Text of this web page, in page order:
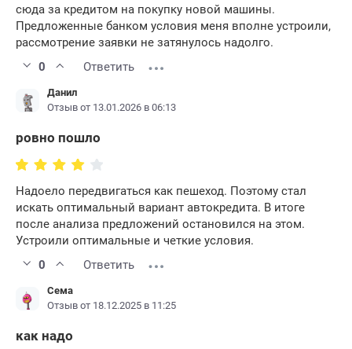
сюда за кредитом на покупку новой машины.
Предложенные банком условия меня вполне устроили,
рассмотрение заявки не затянулось надолго.
0
Ответить
Данил
Отзыв от 13.01.2026 в 06:13
ровно пошло
Надоело передвигаться как пешеход. Поэтому стал
искать оптимальный вариант автокредита. В итоге
после анализа предложений остановился на этом.
Устроили оптимальные и четкие условия.
0
Ответить
Сема
Отзыв от 18.12.2025 в 11:25
как надо